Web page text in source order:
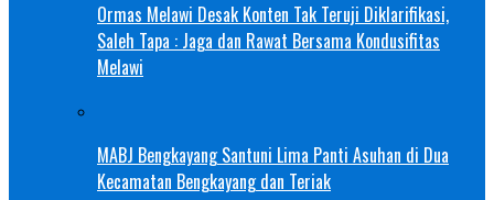
Ormas Melawi Desak Konten Tak Teruji Diklarifikasi,
Saleh Tapa : Jaga dan Rawat Bersama Kondusifitas
Melawi
MABJ Bengkayang Santuni Lima Panti Asuhan di Dua
Kecamatan Bengkayang dan Teriak